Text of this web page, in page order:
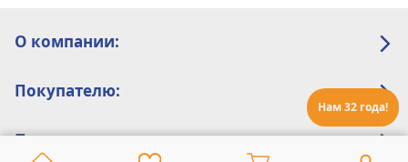
Нам 32 года!
О компании:
Покупателю:
Помощь: